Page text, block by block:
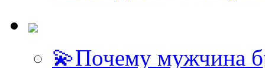
💫Почему мужчина